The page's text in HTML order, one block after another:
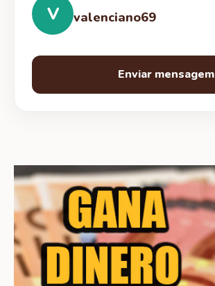
V valenciano69
Enviar mensagem